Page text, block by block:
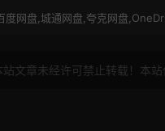
度网盘,城通网盘,夸克网盘
站文章未经许可禁止转载！本